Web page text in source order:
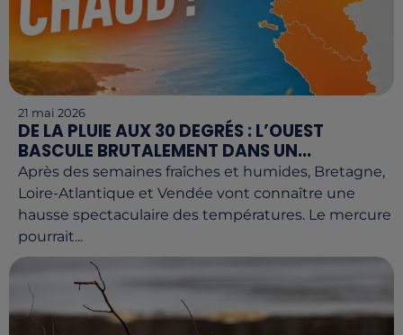
21 mai 2026
DE LA PLUIE AUX 30 DEGRÉS : L’OUEST
BASCULE BRUTALEMENT DANS UN...
Après des semaines fraîches et humides, Bretagne,
Loire-Atlantique et Vendée vont connaître une
hausse spectaculaire des températures. Le mercure
pourrait...